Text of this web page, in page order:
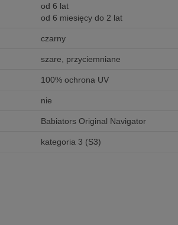
od 6 lat
od 6 miesięcy do 2 lat
czarny
szare, przyciemniane
100% ochrona UV
nie
Babiators Original Navigator
kategoria 3 (S3)